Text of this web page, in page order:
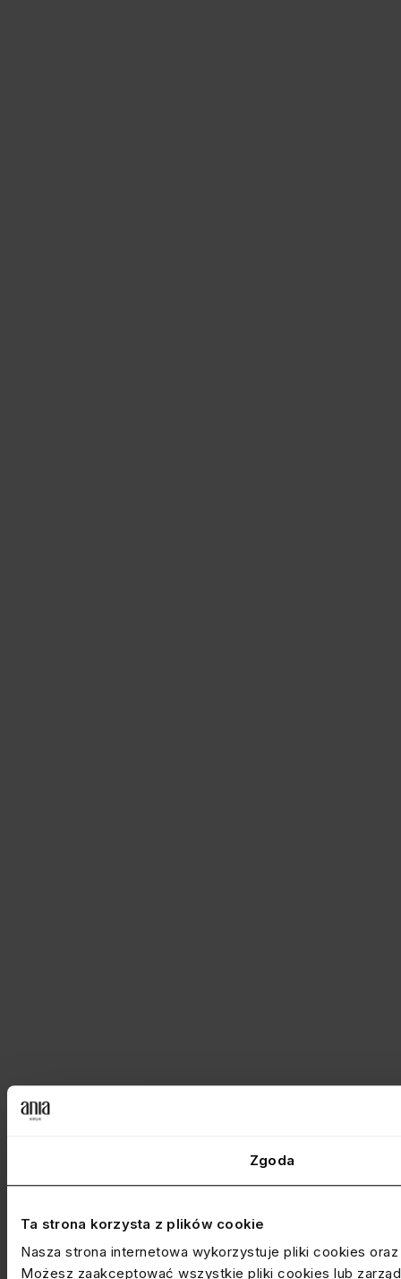
Zgoda
Ta strona korzysta z plików cookie
Nasza strona internetowa wykorzystuje pliki cookies
Możesz zaakceptować wszystkie pliki cookies lub